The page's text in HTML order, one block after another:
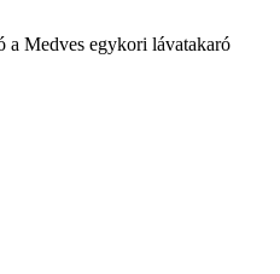
a Medves egykori lávatakaró